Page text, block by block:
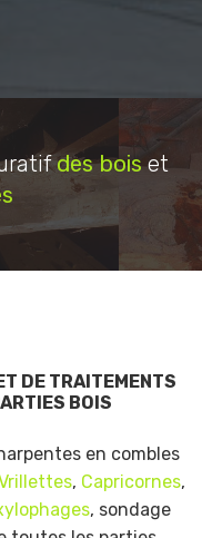
des boiset
DE TRAITEMENTS
BOIS
en combles
, Capricornes,
, sondage